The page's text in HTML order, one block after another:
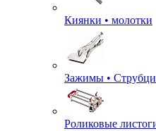
Киянки • молотки
Зажимы •
Роликовые